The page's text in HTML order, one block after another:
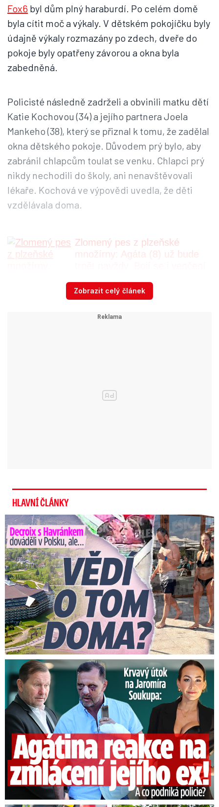
Fox6 byl dům plný haraburdí. Po celém domě
byla cítit moč a výkaly. V dětském pokojíčku byly
údajně výkaly rozmazány po zdech, dveře do
pokoje byly opatřeny závorou a okna byla
zabedněná.
Policisté následně zadrželi a obvinili matku dětí
Katie Kochovou (34) a jejího partnera Joela
Mankeho (38), který se přiznal k tomu, že zadělal
okna dětského pokoje. Důvodem prý bylo, aby
zabránil chlapcům toulat se venku. Chlapci prý
nikdy nechodili do školy, ani nenavštěvovali
lékaře. Kochová ve výpovědi uvedla, že děti
vzdělávala doma.
Zlomený pes z plzeňské
množírny: Agáta (8) už bude
roku přidala příspěvek, v němž všem přeje
„šťastný nový rok“ a ukázala dům svátečně
Video se připravuje ...
Policisté zasahovali u muže, který se poranil flexou.
Zdroj: Policie České republiky
Zobrazit celý článek
HLAVNÍ ČLÁNKY
Decroix s Havránkem dováděli v Polsku, ale… Vědí o tom doma?
Útok na Jaromíra Soukupa: Reakce Agáty na zmlácení jejího ex